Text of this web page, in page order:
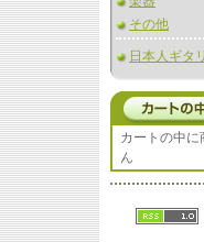
その他
日本人ギタ
カートの中
ん